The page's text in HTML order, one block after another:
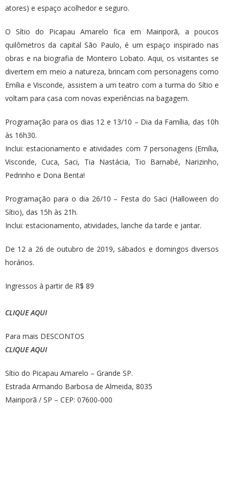
atores) e espaço acolhedor e seguro.
O Sítio do Picapau Amarelo fica em Mairiporã, a poucos
quilômetros da capital São Paulo, é um espaço inspirado nas
obras e na biografia de Monteiro Lobato. Aqui, os visitantes se
divertem em meio a natureza, brincam com personagens como
Emília e Visconde, assistem a um teatro com a turma do Sítio e
voltam para casa com novas experiências na bagagem.
Programação para os dias 12 e 13/10 – Dia da Família, das 10h
às 16h30.
Inclui: estacionamento e atividades com 7 personagens (Emília,
Visconde, Cuca, Saci, Tia Nastácia, Tio Barnabé, Narizinho,
Pedrinho e Dona Benta!
Programação para o dia 26/10 – Festa do Saci (Halloween do
Sítio), das 15h às 21h.
Inclui: estacionamento, atividades, lanche da tarde e jantar.
De 12 a 26 de outubro de 2019, sábados e domingos diversos
horários.
Ingressos à partir de R$ 89
CLIQUE AQUI
Para mais DESCONTOS
CLIQUE AQUI
Sítio do Picapau Amarelo – Grande SP.
Estrada Armando Barbosa de Almeida, 8035
Mairiporã / SP – CEP: 07600-000